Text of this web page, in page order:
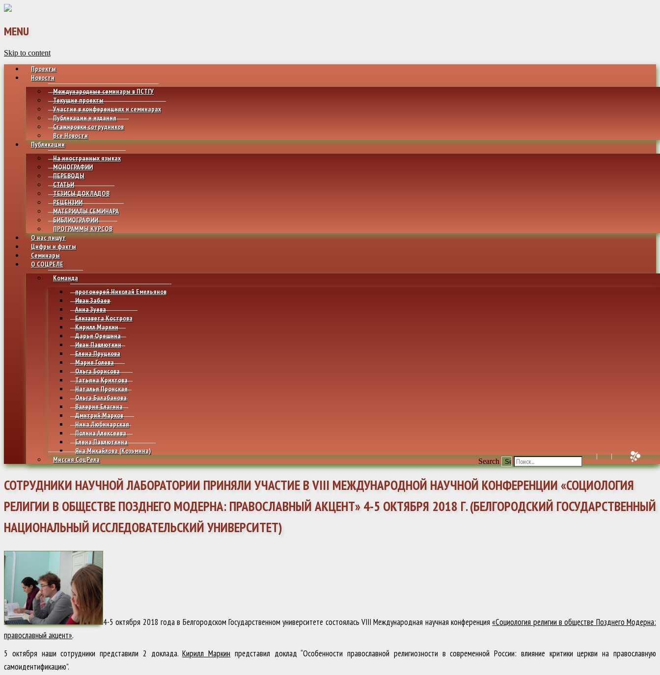
MENU
Skip to content
Проекты
Новости
Международные семинары в ПСТГУ
Текущие проекты
Участие в конференциях и семинарах
Публикации и издания
Стажировки сотрудников
Все Новости
Публикации
На иностранных языках
МОНОГРАФИИ
ПЕРЕВОДЫ
СТАТЬИ
ТЕЗИСЫ ДОКЛАДОВ
РЕЦЕНЗИИ
МАТЕРИАЛЫ СЕМИНАРА
БИБЛИОГРАФИИ
ПРОГРАММЫ КУРСОВ
О нас пишут
Цифры и факты
Семинары
О СОЦРЕЛЕ
Команда
протоиерей Николай Емельянов
Иван Забаев
Анна Зуева
Елизавета Кострова
Кирилл Маркин
Дарья Орешина
Иван Павлюткин
Елена Пруцкова
Мария Голева
Ольга Борисова
Татьяна Крихтова
Наталья Пронская
Ольга Балабанова
Валерия Елагина
Дмитрий Марков
Нина Любинарская
Полина Алексеева
Елена Павлюткина
Яна Михайлова (Козьмина)
Миссия СоцРела
Search
СОТРУДНИКИ НАУЧНОЙ ЛАБОРАТОРИИ ПРИНЯЛИ УЧАСТИЕ В VIII МЕЖДУНАРОДНОЙ НАУЧНОЙ КОНФЕРЕНЦИИ «СОЦИОЛОГИЯ
РЕЛИГИИ В ОБЩЕСТВЕ ПОЗДНЕГО МОДЕРНА: ПРАВОСЛАВНЫЙ АКЦЕНТ» 4-5 ОКТЯБРЯ 2018 Г. (БЕЛГОРОДСКИЙ ГОСУДАРСТВЕННЫЙ
НАЦИОНАЛЬНЫЙ ИССЛЕДОВАТЕЛЬСКИЙ УНИВЕРСИТЕТ)
4-5 октября 2018 года в Белгородском Государственном университете состоялась VIII Международная научная конференция«Социология религии в обществе Позднего Модерна:
православный акцент».
5 октября наши сотрудники представили 2 доклада.Кирилл Маркин представил доклад “Особенности православной религиозности в современной России: влияние критики церкви на православную
самоидентификацию”.